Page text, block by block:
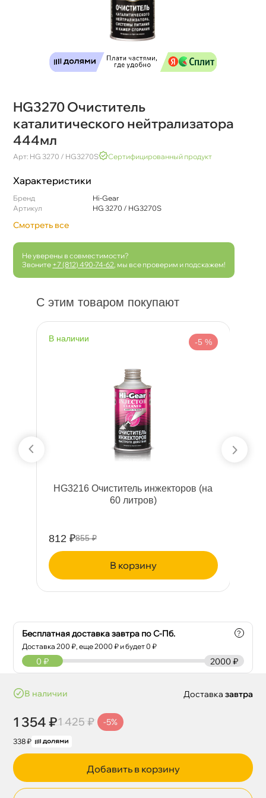
HG3270 Очиститель
каталитического нейтрализатора
444мл
Арт: HG 3270 / HG3270S Сертифицированный продукт
Характеристики
Бренд
Hi-Gear
Артикул
HG 3270 / HG3270S
Смотреть все
Не уверены в совместимости?
Звоните +7 (812) 490-74-62 , мы все проверим и подскажем!
С этим товаром покупают
наличии -5 %
HG3216 Очиститель инжекторов (на
60 литров)
812 ₽855 ₽
корзину
Бесплатная доставка завтра по С-Пб.
Доставка200 ₽, еще2000 ₽ и будет 0 ₽
?
2000 ₽
0 ₽
наличии
1 354 ₽1 425 ₽ -5%
338 ₽
Доставка завтра
Добавить в корзину